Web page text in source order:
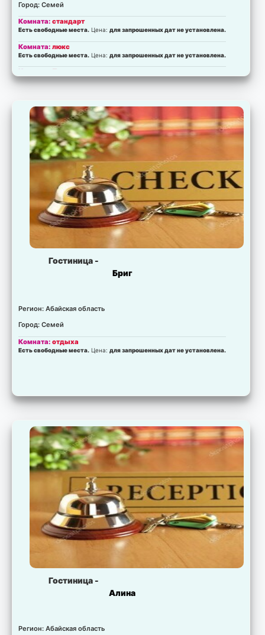
Город: Семей
Комната:стандарт
Есть свободные места. Цена:для запрошенных дат не установлена.
Комната:люкс
Есть свободные места. Цена:для запрошенных дат не установлена.
Комната: Полулюкс
Гостиница -
Бриг
Регион: Абайская область
Город: Семей
Комната:отдыха
Есть свободные места. Цена:для запрошенных дат не установлена.
Гостиница -
Алина
Регион: Абайская область